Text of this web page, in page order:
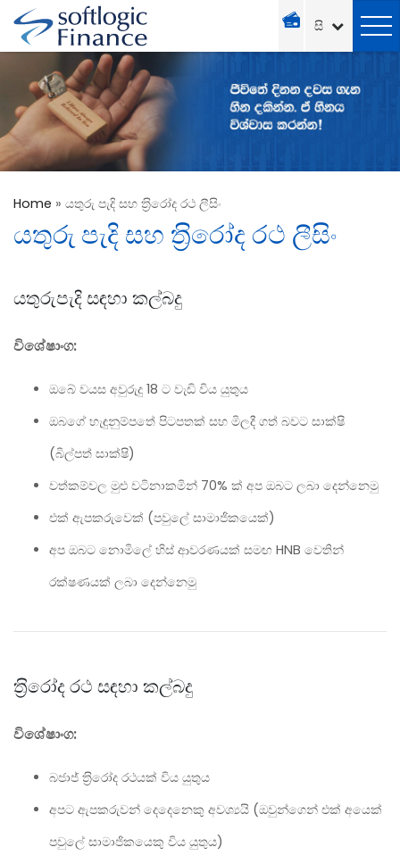
Home » යතුරු පැදි සහ ත‍්‍රිරෝද රථ ලීසිං
යතුරු පැදි සහ ත‍්‍රිරෝද රථ ලීසිං
යතුරුපැදි සඳහා කල්බදු
විශේෂාංග:
ඔබේ වයස අවුරුදු 18 ට වැඩි විය යුතුය
ඔබගේ හැඳුනුම්පතේ පිටපතක් සහ මිලදී ගත් බවට සාක්ෂි
(බිල්පත් සාක්ෂි)
වත්කම්වල මුළු වටිනාකමින් 70% ක් අප ඔබට ලබා දෙන්නෙමු
එක් ඇපකරුවෙක් (පවුලේ සාමාජිකයෙක්)
අප ඔබට නොමිලේ හිස් ආවරණයක් සමඟ HNB වෙතින්
රක්ෂණයක් ලබා දෙන්නෙමු
ත‍්‍රිරෝද රථ සඳහා කල්බදු
විශේෂාංග:
බජාජ් ත‍්‍රිරෝද රථයක් විය යුතුය
අපට ඇපකරුවන් දෙදෙනෙකු අවශ්‍යයි (ඔවුන්ගෙන් එක් අයෙක්
පවුලේ සාමාජිකයෙකු විය යුතුය)